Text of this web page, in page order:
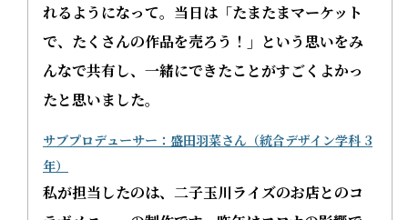
れるようになって。当日は「たまたまマーケット
で、たくさんの作品を売ろう！」という思いをみ
んなで共有し、一緒にできたことがすごくよかっ
たと思いました。
サブプロデューサー：盛田羽菜さん（統合デザイン学科 3
年）
私が担当したのは、二子玉川ライズのお店とのコ